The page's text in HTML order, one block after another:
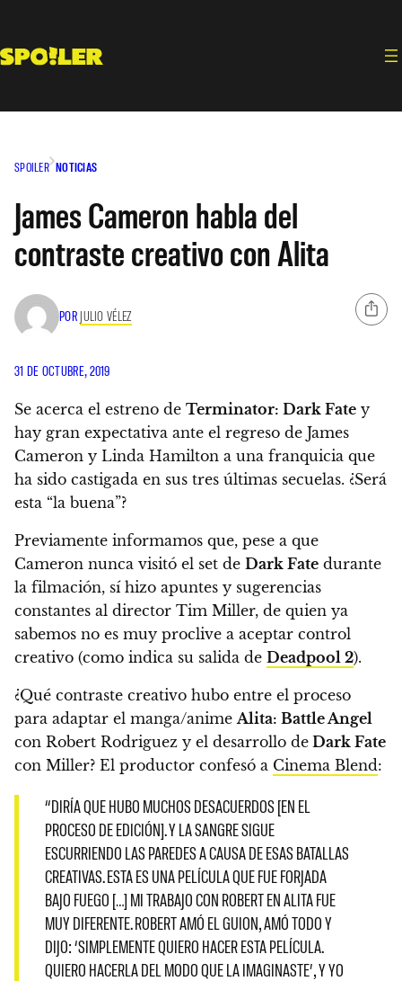
contenido
SPOILER NOTICIAS
James Cameron habla del
contraste creativo con Alita
POR JULIO VÉLEZ
31 DE OCTUBRE, 2019
Se acerca el estreno de Terminator: Dark Fate y
hay gran expectativa ante el regreso de James
Cameron y Linda Hamilton a una franquicia que
ha sido castigada en sus tres últimas secuelas. ¿Será
esta “la buena”?
Previamente informamos que, pese a que
Cameron nunca visitó el set de Dark Fate durante
la filmación, sí hizo apuntes y sugerencias
constantes al director Tim Miller, de quien ya
sabemos no es muy proclive a aceptar control
creativo (como indica su salida de Deadpool 2).
¿Qué contraste creativo hubo entre el proceso
para adaptar el manga/animeAlita: Battle Angel
con Robert Rodriguez y el desarrollo de Dark Fate
con Miller? El productor confesó a Cinema Blend:
“DIRÍA QUE HUBO MUCHOS DESACUERDOS [EN EL
PROCESO DE EDICIÓN]. Y LA SANGRE SIGUE
ESCURRIENDO LAS PAREDES A CAUSA DE ESAS BATALLAS
CREATIVAS. ESTA ES UNA PELÍCULA QUE FUE FORJADA
BAJO FUEGO […] MI TRABAJO CON ROBERT EN ALITA FUE
MUY DIFERENTE. ROBERT AMÓ EL GUION, AMÓ TODO Y
DIJO: ‘SIMPLEMENTE QUIERO HACER ESTA PELÍCULA.
QUIERO HACERLA DEL MODO QUE LA IMAGINASTE’, Y YO